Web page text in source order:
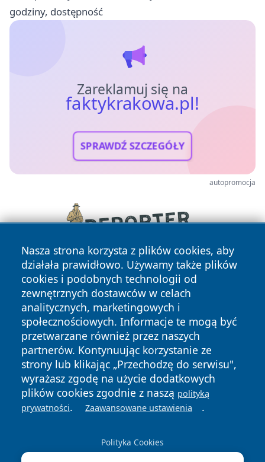
godziny, dostępność
Zareklamuj się na
faktykrakowa.pl!
SPRAWDŹ SZCZEGÓŁY
autopromocja
Nasza strona korzysta z plików cookies, aby
działała prawidłowo. Używamy także plików
cookies i podobnych technologii od
zewnętrznych dostawców w celach
analitycznych, marketingowych i
społecznościowych. Informacje te mogą być
przetwarzane również przez naszych
partnerów. Kontynuując korzystanie ze
strony lub klikając „Przechodzę do serwisu",
wyrażasz zgodę na użycie dodatkowych
plików cookies zgodnie z naszą polityką
prywatności. Zaawansowane ustawienia .
Polityka Cookies
Copyright © 2026 faktykrakowa.pl Wszystkie prawa
zastrzeżone.
News Autorzy
Polityka
Prywatności
Polityka
Cookies